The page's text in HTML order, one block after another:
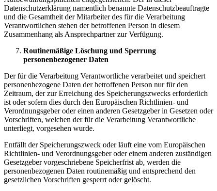
Datenschutzerklärung namentlich benannte Datenschutzbeauftragte
und die Gesamtheit der Mitarbeiter des für die Verarbeitung
Verantwortlichen stehen der betroffenen Person in diesem
Zusammenhang als Ansprechpartner zur Verfügung.
Routinemäßige Löschung und Sperrung
personenbezogener Daten
Der für die Verarbeitung Verantwortliche verarbeitet und speichert
personenbezogene Daten der betroffenen Person nur für den
Zeitraum, der zur Erreichung des Speicherungszwecks erforderlich
ist oder sofern dies durch den Europäischen Richtlinien- und
Verordnungsgeber oder einen anderen Gesetzgeber in Gesetzen oder
Vorschriften, welchen der für die Verarbeitung Verantwortliche
unterliegt, vorgesehen wurde.
Entfällt der Speicherungszweck oder läuft eine vom Europäischen
Richtlinien- und Verordnungsgeber oder einem anderen zuständigen
Gesetzgeber vorgeschriebene Speicherfrist ab, werden die
personenbezogenen Daten routinemäßig und entsprechend den
gesetzlichen Vorschriften gesperrt oder gelöscht.